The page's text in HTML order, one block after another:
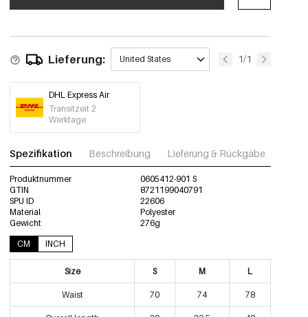
0605412-531 M €14,95
0605412-531 L €14,95
Lieferung: United States 1/1
DHL Express Air
Transitzeit 2
Werktage
Spezifikation Beschreibung Lieferung & Rückgabe
Produktnummer
0605412-901 S
GTIN
8721199040791
SPU ID
22606
Material
Polyester
Gewicht
276g
CM
INCH
Size S M L
Waist 70 74 78